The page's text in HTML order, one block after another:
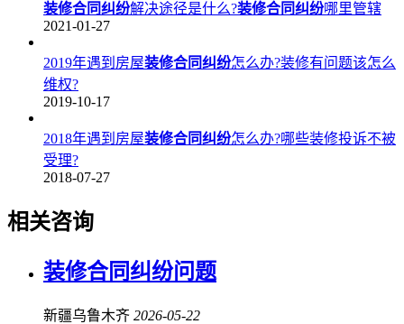
装修合同纠纷解决途径是什么?装修合同纠纷哪里管辖
2021-01-27
2019年遇到房屋装修合同纠纷怎么办?装修有问题该怎么
维权?
2019-10-17
2018年遇到房屋装修合同纠纷怎么办?哪些装修投诉不被
受理?
2018-07-27
相关咨询
装修合同纠纷问题
新疆乌鲁木齐 2026-05-22